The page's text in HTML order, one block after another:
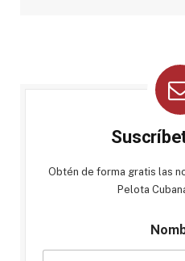
Obtén de forma gratis las
Pelota